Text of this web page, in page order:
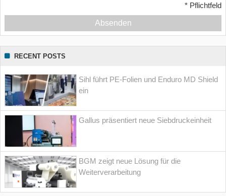
* Pflichtfeld
Absenden
RECENT POSTS
Sihl führt PE-Folien und Enduro MD Shield
ein
Gallus präsentiert neue Siebdruckeinheit
BGM zeigt neue Lösung für die
Weiterverarbeitung